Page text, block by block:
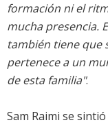
formación ni el
mucha presencia.
también tiene que
pertenece a un
de esta familia".
Sam Raimi se